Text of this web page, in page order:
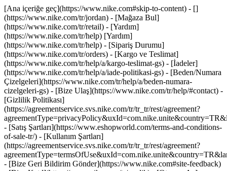
[Ana içeriğe geç](https://www.nike.com#skip-to-content) - []
(https://www.nike.com/tr/jordan) - [Mağaza Bul]
(https://www.nike.com/tr/retail) - [Yardım]
(https://www.nike.com/tr/help) [Yardım]
(https://www.nike.com/tr/help) - [Sipariş Durumu]
(https://www.nike.com/tr/orders) - [Kargo ve Teslimat]
(https://www.nike.com/tr/help/a/kargo-teslimat-gs) - [İadeler]
(https://www.nike.com/tr/help/a/iade-politikasi-gs) - [Beden/Numara
Çizelgeleri](https://www.nike.com/tr/help/a/beden-numara-
cizelgeleri-gs) - [Bize Ulaş](https://www.nike.com/tr/help/#contact) -
[Gizlilik Politikası]
(https://agreementservice.svs.nike.com/tr/tr_tr/rest/agreement?
- [Satış Şartları](https://www.eshopworld.com/terms-and-conditions-
of-sale-tr/) - [Kullanım Şartları]
(https://agreementservice.svs.nike.com/tr/tr_tr/rest/agreement?
- [Bize Geri Bildirim Gönder](https://www.nike.com#site-feedback)